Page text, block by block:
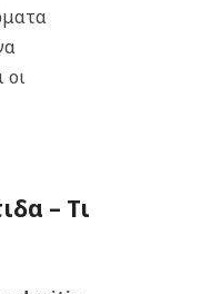
οι
– Τι